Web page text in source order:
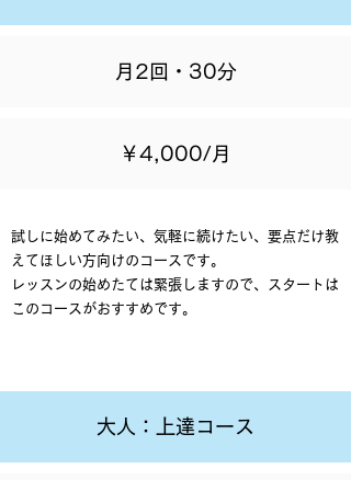
月2回・30分
￥4,000/月
​試しに始めてみたい、気軽に続けたい、要点だけ教
えてほしい方向けのコースです。
レッスンの始めたては緊張しますので、スタートは
このコースがおすすめです。
大人：上達コース